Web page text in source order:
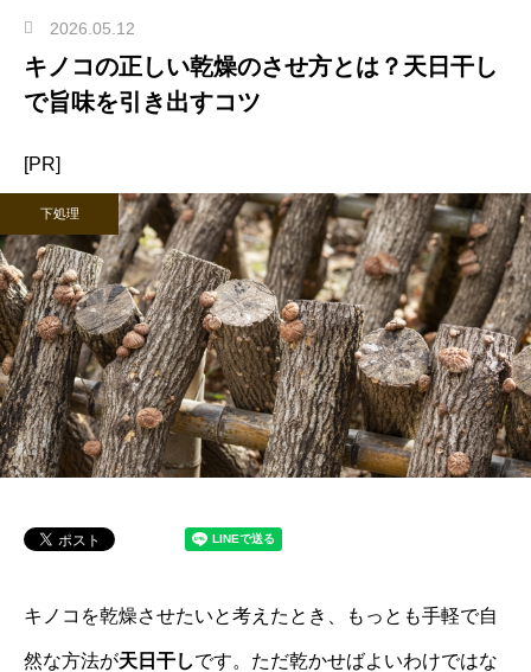
2026.05.12
キノコの正しい乾燥のさせ方とは？天日干し
で旨味を引き出すコツ
[PR]
下処理
キノコを乾燥させたいと考えたとき、もっとも手軽で自
然な方法が天日干しです。ただ乾かせばよいわけではな